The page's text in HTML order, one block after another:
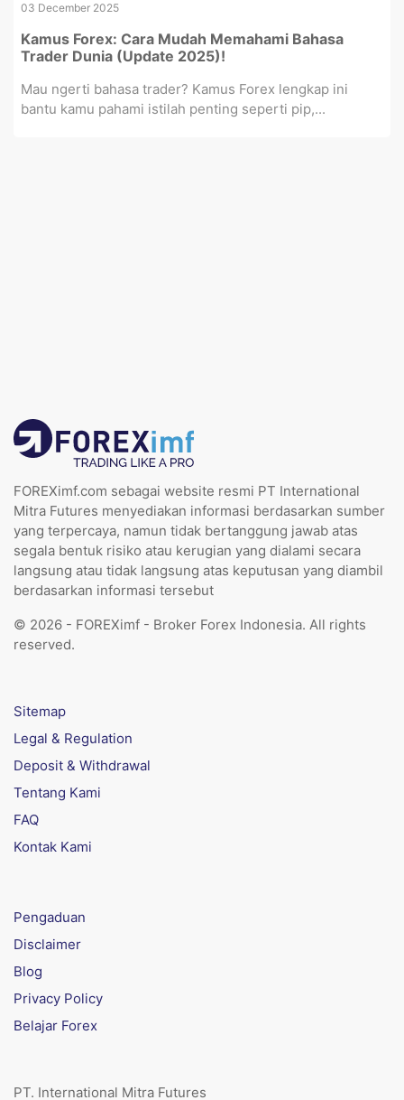
03 December 2025
Kamus Forex: Cara Mudah Memahami Bahasa
Trader Dunia (Update 2025)!
Mau ngerti bahasa trader? Kamus Forex lengkap ini
bantu kamu pahami istilah penting seperti pip,...
FOREXimf.com sebagai website resmi PT International
Mitra Futures menyediakan informasi berdasarkan sumber
yang terpercaya, namun tidak bertanggung jawab atas
segala bentuk risiko atau kerugian yang dialami secara
langsung atau tidak langsung atas keputusan yang diambil
berdasarkan informasi tersebut
© 2026 - FOREXimf - Broker Forex Indonesia. All rights
reserved.
Sitemap
Legal & Regulation
Deposit & Withdrawal
Tentang Kami
FAQ
Kontak Kami
Pengaduan
Disclaimer
Blog
Privacy Policy
Belajar Forex
PT. International Mitra Futures